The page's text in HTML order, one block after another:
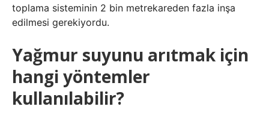
toplama sisteminin 2 bin metrekareden fazla inşa
edilmesi gerekiyordu.
Yağmur suyunu arıtmak için
hangi yöntemler
kullanılabilir?